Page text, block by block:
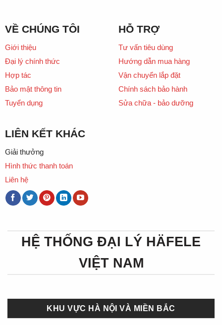
VỀ CHÚNG TÔI
Giới thiệu
Đại lý chính thức
Hợp tác
Bảo mật thông tin
Tuyển dụng
HỖ TRỢ
Tư vấn tiêu dùng
Hướng dẫn mua hàng
Vận chuyển lắp đặt
Chính sách bảo hành
Sửa chữa - bảo dưỡng
LIÊN KẾT KHÁC
Giải thưởng
Hình thức thanh toán
Liên hệ
HỆ THỐNG ĐẠI LÝ HÄFELE
VIỆT NAM
KHU VỰC HÀ NỘI VÀ MIỀN BẮC